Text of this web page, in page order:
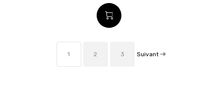
1 2 3 Suivant